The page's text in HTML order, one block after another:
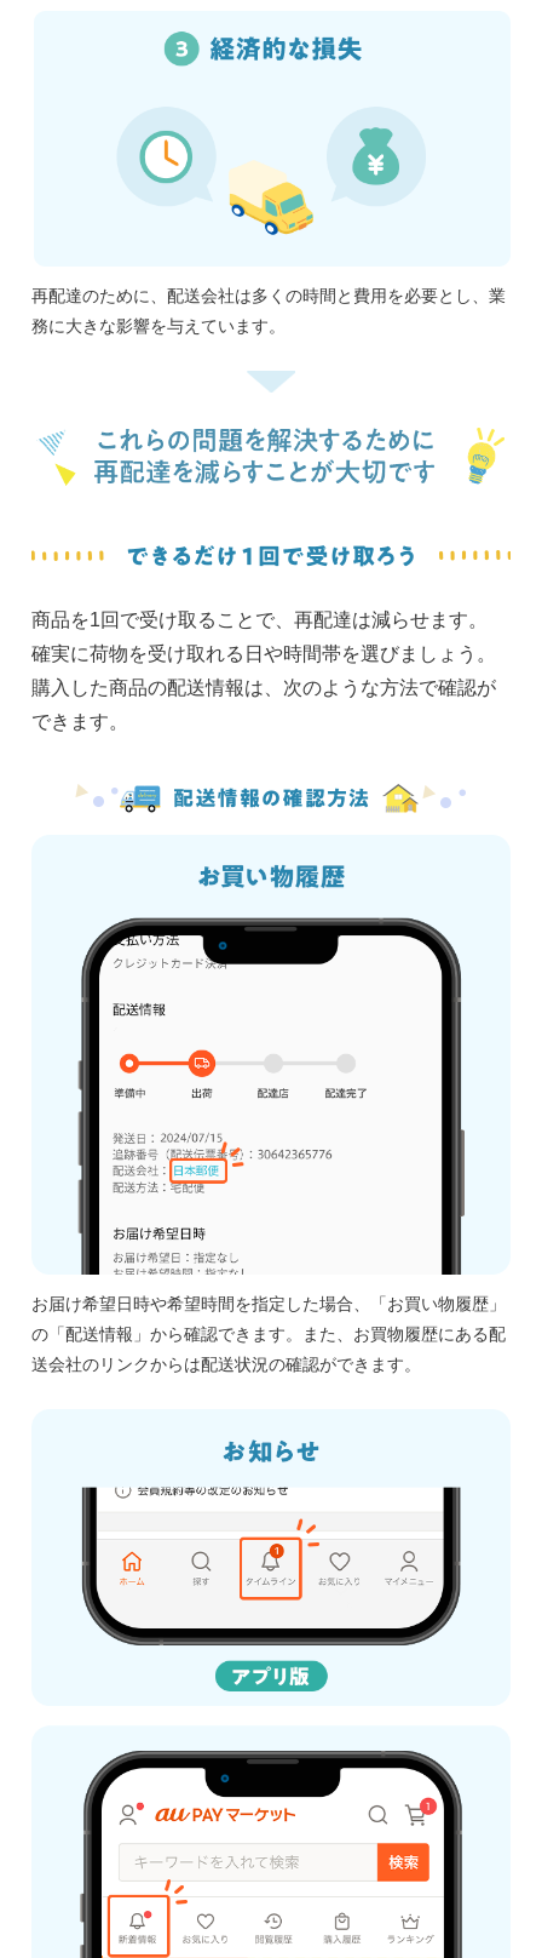
再配達のために、配送会社は多くの時間と費用を必要とし、業
務に大きな影響を与えています。
商品を1回で受け取ることで、再配達は減らせます。
確実に荷物を受け取れる日や時間帯を選びましょう。
購入した商品の配送情報は、次のような方法で確認が
できます。
お届け希望日時や希望時間を指定した場合、「お買い物履歴」
の「配送情報」から確認できます。また、お買物履歴にある配
送会社のリンクからは配送状況の確認ができます。